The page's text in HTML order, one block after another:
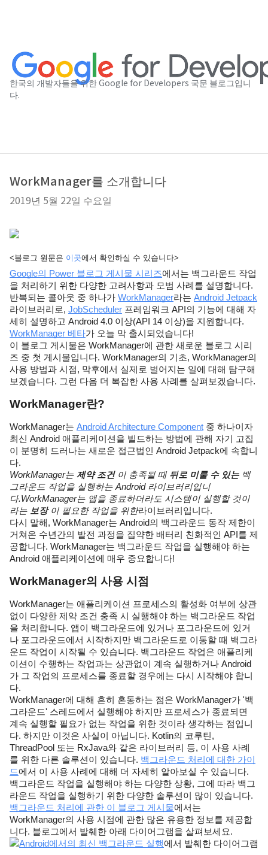
한국의 개발자들을 위한 Google for Developers 국문 블로그입니
다.
WorkManager를 소개합니다
2019년 5월 22일 수요일
<블로그 원문은 이곳에서 확인하실 수 있습니다>
Google의 Power 블로그 게시물 시리즈에서는 백그라운드 작업
을 처리하기 위한 다양한 고려사항과 모범 사례를 설명합니다.
반복되는 콜아웃 중 하나가 WorkManager라는 Android Jetpack
라이브러리로, JobScheduler 프레임워크 API의 기능에 대해 자
WorkManager 베타가 오늘 막 출시되었습니다!
이 블로그 게시물은 WorkManager에 관한 새로운 블로그 시리
즈 중 첫 게시물입니다. WorkManager의 기초, WorkManager의
사용 방법과 시점, 막후에서 실제로 벌어지는 일에 대해 탐구해
보겠습니다. 그런 다음 더 복잡한 사용 사례를 살펴보겠습니다.
WorkManager란?
WorkManager는 Android Architecture Component 중 하나이자
최신 Android 애플리케이션을 빌드하는 방법에 관해 자기 고집
이 분명히 드러나는 새로운 접근법인 Android Jetpack에 속합니
다.
WorkManager는 제약 조건 이 충족될 때 뒤로 미룰 수 있는 백
그라운드 작업을 실행하는 Android 라이브러리입니
다.WorkManager는 앱을 종료하더라도 시스템이 실행할 것이
라는 보장 이 필요한 작업을 위한라이브러리입니다.
다시 말해, WorkManager는 Android의 백그라운드 동작 제한이
거쳐온 수년간의 발전 과정을 집약한 배터리 친화적인 API를 제
공합니다. WorkManager는 백그라운드 작업을 실행해야 하는
Android 애플리케이션에 매우 중요합니다!
WorkManager의 사용 시점
WorkManager는 애플리케이션 프로세스의 활성화 여부에 상관
없이 다양한 제약 조건 충족 시 실행해야 하는 백그라운드 작업
을 처리합니다. 앱이 백그라운드에 있거나 포그라운드에 있거
나 포그라운드에서 시작하지만 백그라운드로 이동할 때 백그라
운드 작업이 시작될 수 있습니다. 백그라운드 작업은 애플리케
이션이 수행하는 작업과는 상관없이 계속 실행하거나 Android
가 그 작업의 프로세스를 종료할 경우에는 다시 시작해야 합니
다.
WorkManager에 대해 흔히 혼동하는 점은 WorkManager가 '백
그라운드' 스레드에서 실행해야 하지만 프로세스가 종료되면
계속 실행할 필요가 없는 작업을 위한 것이라 생각하는 점입니
다. 하지만 이것은 사실이 아닙니다. Kotlin의 코루틴,
ThreadPool 또는 RxJava와 같은 라이브러리 등, 이 사용 사례
를 위한 다른 솔루션이 있습니다. 백그라운드 처리에 대한 가이
드에서 이 사용 사례에 대해 더 자세히 알아보실 수 있습니다.
백그라운드 작업을 실행해야 하는 다양한 상황, 그에 따라 백그
백그라운드 처리에 관한 이 블로그 게시물에서는
WorkManager의 사용 시점에 관한 많은 유용한 정보를 제공합
니다. 블로그에서 발췌한 아래 다이어그램을 살펴보세요.
Android에서의 최신 백그라운드 실행에서 발췌한 다이어그램